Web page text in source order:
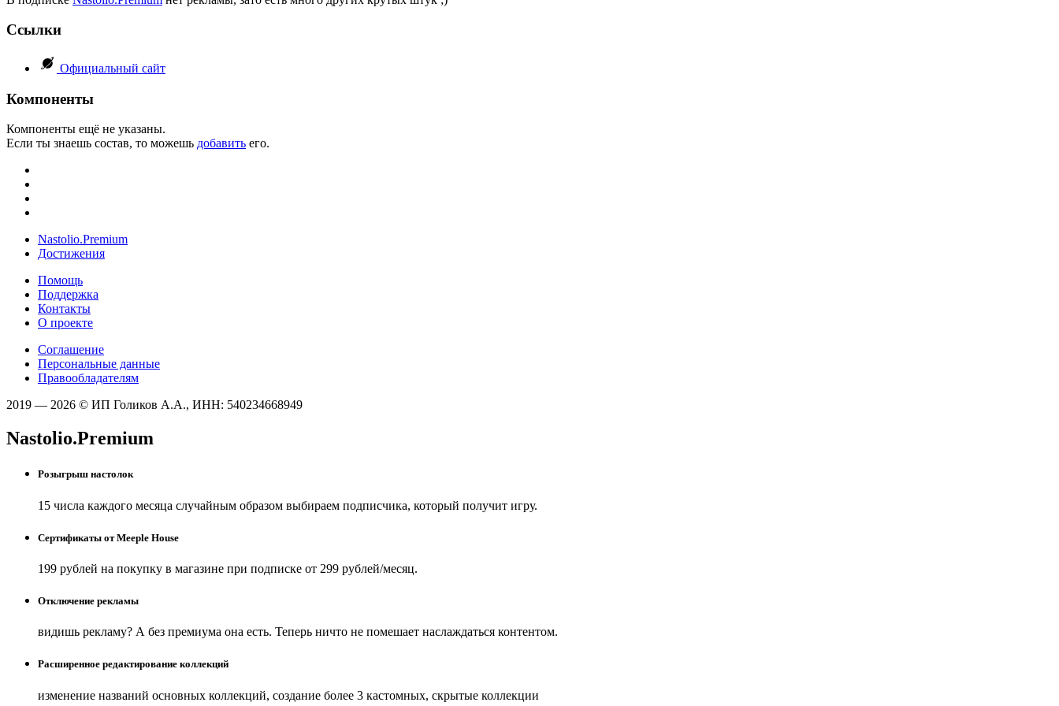
Ссылки
Официальный сайт
Компоненты
Компоненты ещё не указаны.
Если ты знаешь состав, то можешь добавить его.
Nastolio.Premium
Достижения
Помощь
Поддержка
Контакты
О проекте
Соглашение
Персональные данные
Правообладателям
2019 — 2026 © ИП Голиков А.А., ИНН: 540234668949
Nastolio.Premium
Розыгрыш настолок
15 числа каждого месяца случайным образом выбираем подписчика, который получит игру.
Сертификаты от Meeple House
199 рублей на покупку в магазине при подписке от 299 рублей/месяц.
Отключение рекламы
видишь рекламу? А без премиума она есть. Теперь ничто не помешает наслаждаться контентом.
Расширенное редактирование коллекций
изменение названий основных коллекций, создание более 3 кастомных, скрытые коллекции